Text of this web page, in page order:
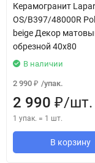
Керамогранит
OS/B397/48000R
beige Декор
обрезной 40x80
В наличии
2 990 ₽ /упак.
2 990 ₽/шт.
1 упак. = 1 шт.
В корзину